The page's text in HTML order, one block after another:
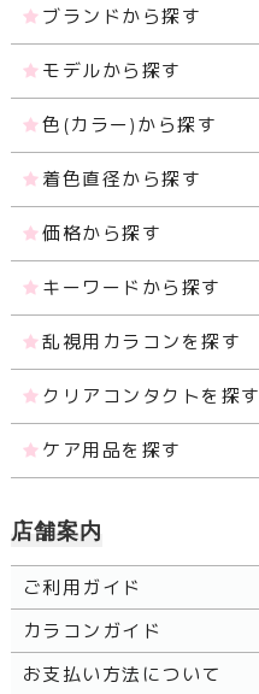
ブランドから探す
モデルから探す
色(カラー)から探す
着色直径から探す
価格から探す
キーワードから探す
乱視用カラコンを探す
クリアコンタクトを探す
ケア用品を探す
店舗案内
ご利用ガイド
カラコンガイド
お支払い方法について